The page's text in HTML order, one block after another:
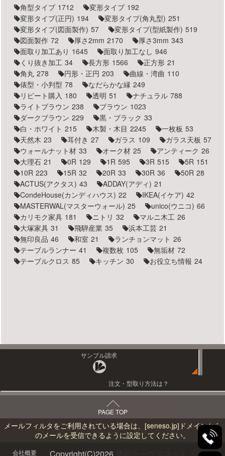
角型タイプ 1712 変形タイプ 192
変形タイプ(正円) 194 変形タイプ(角丸型) 251
変形タイプ(図面製作) 57 変形タイプ(型紙製作) 519
図面製作 72 厚さ2mm 2170 厚さ3mm 343
面取り加工あり 1645 面取り加工なし 946
くり抜き加工 34 長方形 1566 正方形 21
角丸 278 円形・正円 203 曲線・湾曲 110
俵型・小判型 78 なだらかな縁 249
リピート購入 180 透明 51 ナチュラル 788
ライトブラウン 238 ブラウン 1023
ダークブラウン 229 黒・ブラック 33
白・ホワイト 215 木製・木目 2245 一枚板 53
天然木 23 耳付き 27 ガラス 109 ガラス天板 57
ウォールナット材 33 オーク材 25 アンティーク 26
大理石 21 0R 129 1R 595 3R 515 5R 151
10R 223 15R 32 20R 33 30R 36 50R 28
ACTUS(アクタス) 43 ADDAY(アディ) 21
CondeHouse(カンディハウス) 22 IKEA(イケア) 42
MASTERWAL(マスターウォール) 25 unico(ウニコ) 66
カリモク家具 181 ニトリ 32 マルニ木工 26
大塚家具 31 飛騨産業 35 浜本工芸 21
無印良品 46 和室 21 ランチョンマット 26
テーブルランナー 41 複数枚 105 無垢材 72
テーブルクロス 85 キッチン 30 お役立ち情報 24
サンプル請求
注文・型取り方法は？
PAGE TOP
メールフィルタをご利用されている場合は、 [seneso.jp] ドメインから
のメールを受信できるように設定してください。
会社概要